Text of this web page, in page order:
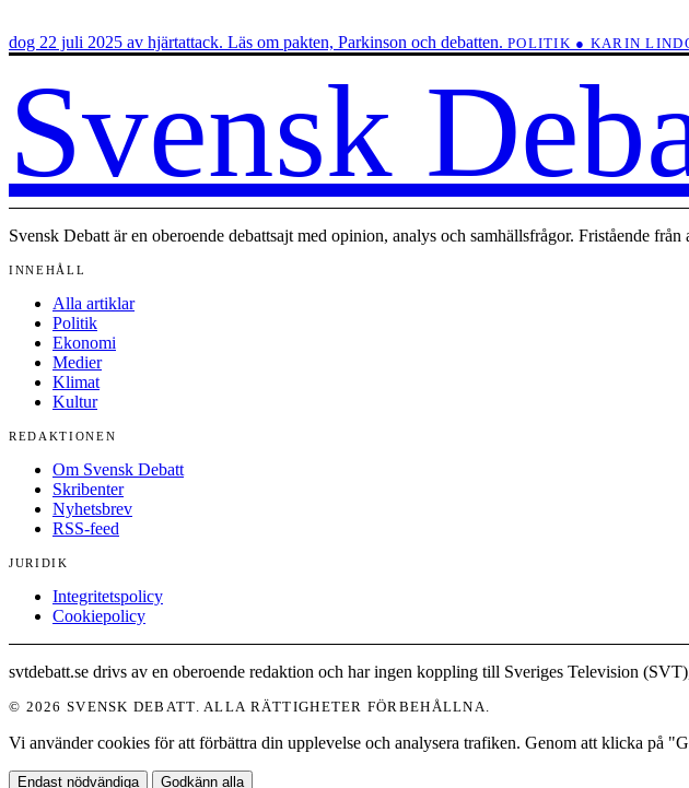
dog 22 juli 2025 av hjärtattack. Läs om pakten, Parkinson och debatten. POLITIK ● KARIN
Svensk
Svensk Debatt är en oberoende debattsajt med opinion, analys och samhällsfrågor. Fristående från
INNEHÅLL
Alla artiklar
Politik
Ekonomi
Medier
Klimat
Kultur
REDAKTIONEN
Om Svensk Debatt
Skribenter
Nyhetsbrev
RSS-feed
JURIDIK
Integritetspolicy
Cookiepolicy
svtdebatt.se drivs av en oberoende redaktion och har ingen koppling till Sveriges Television
© 2026 SVENSK DEBATT. ALLA RÄTTIGHETER FÖRBEHÅLLNA.
Vi använder cookies för att förbättra din upplevelse och analysera trafiken. Genom att klicka på
Endast nödvändiga Godkänn alla